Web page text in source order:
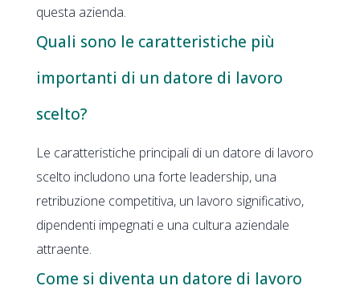
questa azienda.
Quali sono le caratteristiche più
importanti di un datore di lavoro
scelto?
Le caratteristiche principali di un datore di lavoro
scelto includono una forte leadership, una
retribuzione competitiva, un lavoro significativo,
dipendenti impegnati e una cultura aziendale
attraente.
Come si diventa un datore di lavoro